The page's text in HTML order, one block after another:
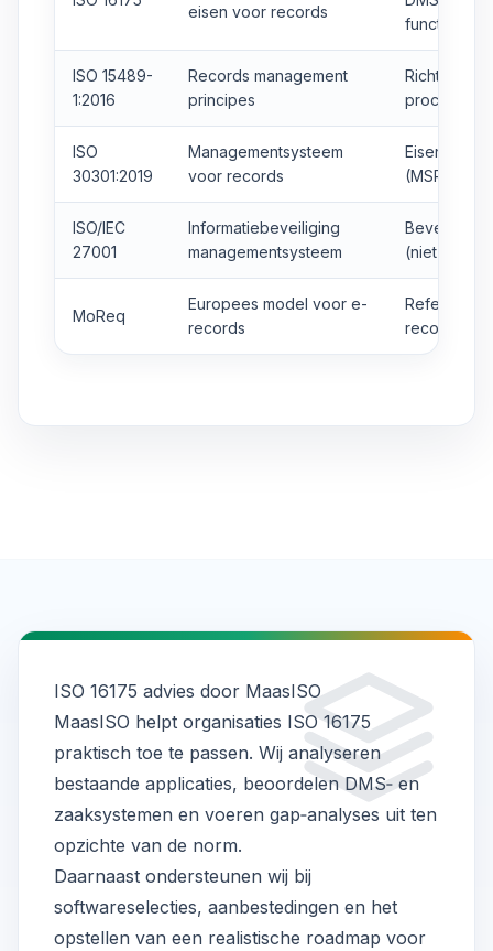
eisen voor records
functies
ISO 15489-
1:2016
Records management
principes
proces
ISO
30301:2019
Managementsysteem
voor records
Eisen voor
(MSR)
ISO/IEC
27001
Informatiebeveiliging
managementsysteem
(niet
MoReq
Europees model voor e-
records
records
ISO 16175 advies door MaasISO
MaasISO helpt organisaties ISO 16175
praktisch toe te passen. Wij analyseren
bestaande applicaties, beoordelen DMS‑ en
zaaksystemen en voeren gap‑analyses uit ten
opzichte van de norm.
Daarnaast ondersteunen wij bij
softwareselecties, aanbestedingen en het
opstellen van een realistische roadmap voor